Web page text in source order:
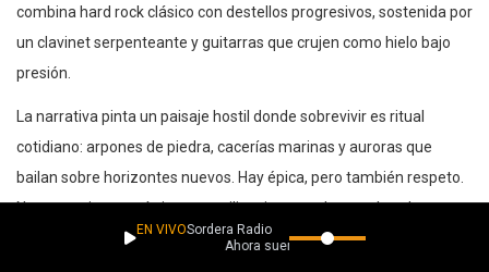
combina hard rock clásico con destellos progresivos, sostenida por
un clavinet serpenteante y guitarras que crujen como hielo bajo
presión.
La narrativa pinta un paisaje hostil donde sobrevivir es ritual
cotidiano: arpones de piedra, cacerías marinas y auroras que
bailan sobre horizontes nuevos. Hay épica, pero también respeto.
No es exotismo turístico, es resiliencia cantada con el pecho
abierto. El estribillo, “Ice Cold”, funciona como mantra y
EN VIVOSordera Radio
Ahora suena